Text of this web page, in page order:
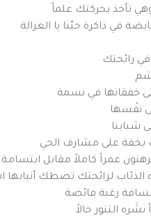
تأخذ بحركتك علماً
في ذاكرة حيّنا يا الغزالة
رائحتك
خفقانها في نسمة
نفْسها
شبابنا
بخفة على مشارف الحي
عمراً كاملاً مقابل
لرائحتك تصطك أنيابها
رغبة فائضة
التنور حالاً